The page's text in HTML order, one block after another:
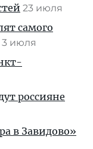
23 июля
самого
3 июля
россияне
в Завидово»